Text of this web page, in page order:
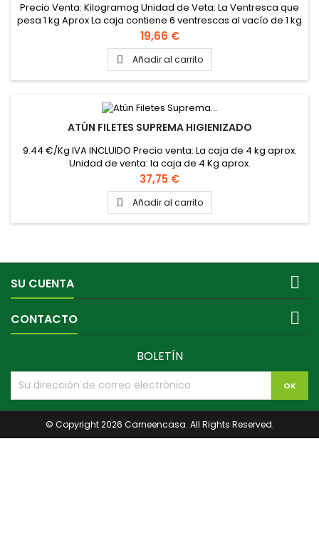
Precio Venta: Kilogramog Unidad de Veta: La Ventresca que
pesa 1 kg Aprox La caja contiene 6 ventrescas al vacío de 1 kg
aprox. cada una La ventresca viene sin membrana
Precio
19,66 €
 Añadir al carrito
ATÚN FILETES SUPREMA HIGIENIZADO
9.44 €/Kg IVA INCLUIDO Precio venta: La caja de 4 kg aprox.
Unidad de venta: la caja de 4 Kg aprox.
Precio
37,75 €
 Añadir al carrito
SU CUENTA 
CONTACTO 
BOLETÍN
© Copyright 2026 Carneencasa. All Rights Reserved.